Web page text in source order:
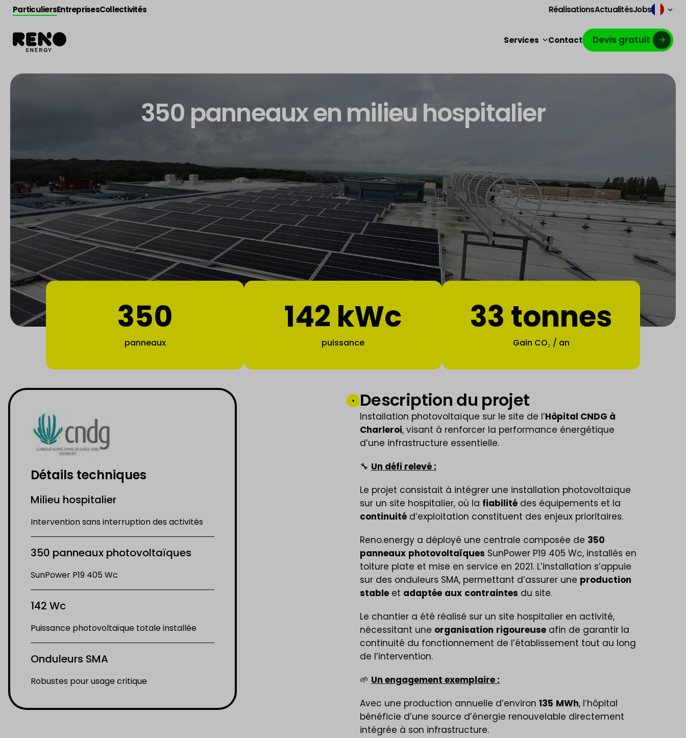
ParticuliersEntreprisesCollectivités RéalisationsActualitésJobs
Services Contact Devis gratuit
350 panneaux en milieu hospitalier
350
panneaux
142 kWc
puissance
33 tonnes
Gain CO₂ / an
Détails techniques
Milieu hospitalier
Intervention sans interruption des activités
350 panneaux photovoltaïques
SunPower P19 405 Wc
142 Wc
Puissance photovoltaïque totale installée
Onduleurs SMA
Robustes pour usage critique
Description du projet
Installation photovoltaïque sur le site de l’Hôpital CNDG à
Charleroi, visant à renforcer la performance énergétique
d’une infrastructure essentielle.
🔧 Un défi relevé :
Le projet consistait à intégrer une installation photovoltaïque
sur un site hospitalier, où la fiabilité des équipements et la
continuité d’exploitation constituent des enjeux prioritaires.
Reno.energy a déployé une centrale composée de 350
panneaux photovoltaïques SunPower P19 405 Wc, installés en
toiture plate et mise en service en 2021. L’installation s’appuie
sur des onduleurs SMA, permettant d’assurer une production
stable et adaptée aux contraintes du site.
Le chantier a été réalisé sur un site hospitalier en activité,
nécessitant une organisation rigoureuse afin de garantir la
continuité du fonctionnement de l’établissement tout au long
de l’intervention.
🌱 Un engagement exemplaire :
Avec une production annuelle d’environ 135 MWh, l’hôpital
bénéficie d’une source d’énergie renouvelable directement
intégrée à son infrastructure.